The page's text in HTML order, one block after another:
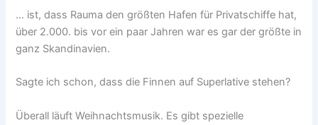
… ist, dass Rauma den größten Hafen für Privatschiffe hat,
über 2.000. bis vor ein paar Jahren war es gar der größte in
ganz Skandinavien.
Sagte ich schon, dass die Finnen auf Superlative stehen?
Überall läuft Weihnachtsmusik. Es gibt spezielle